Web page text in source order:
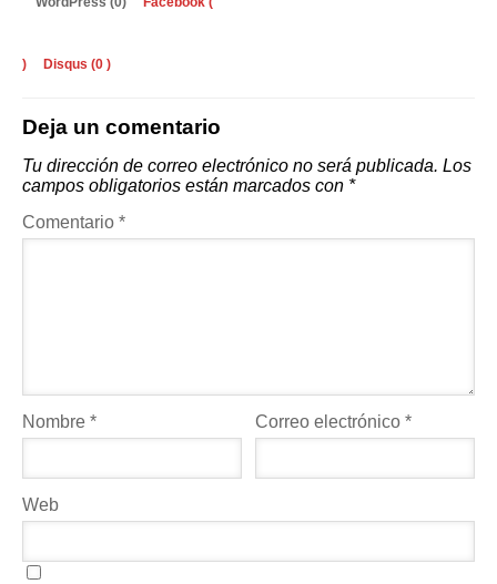
) Disqus (0 )
Deja un comentario
Tu dirección de correo electrónico no será publicada. Los
campos obligatorios están marcados con *
Comentario *
Nombre * Correo electrónico*
Web